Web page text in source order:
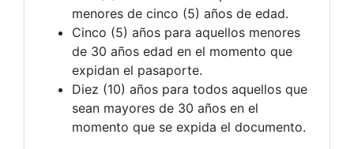
menores de cinco (5) años de edad.
Cinco (5) años para aquellos menores
de 30 años edad en el momento que
expidan el pasaporte.
Diez (10) años para todos aquellos que
sean mayores de 30 años en el
momento que se expida el documento.